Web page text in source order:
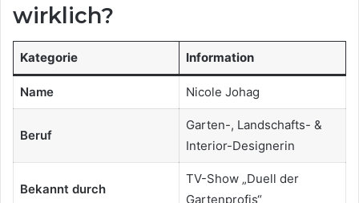
wirklich?
Kategorie Information
Name Nicole Johag
Beruf
Garten-, Landschafts- &
Interior-Designerin
Bekannt durch
TV-Show „Duell der
Gartenprofis“